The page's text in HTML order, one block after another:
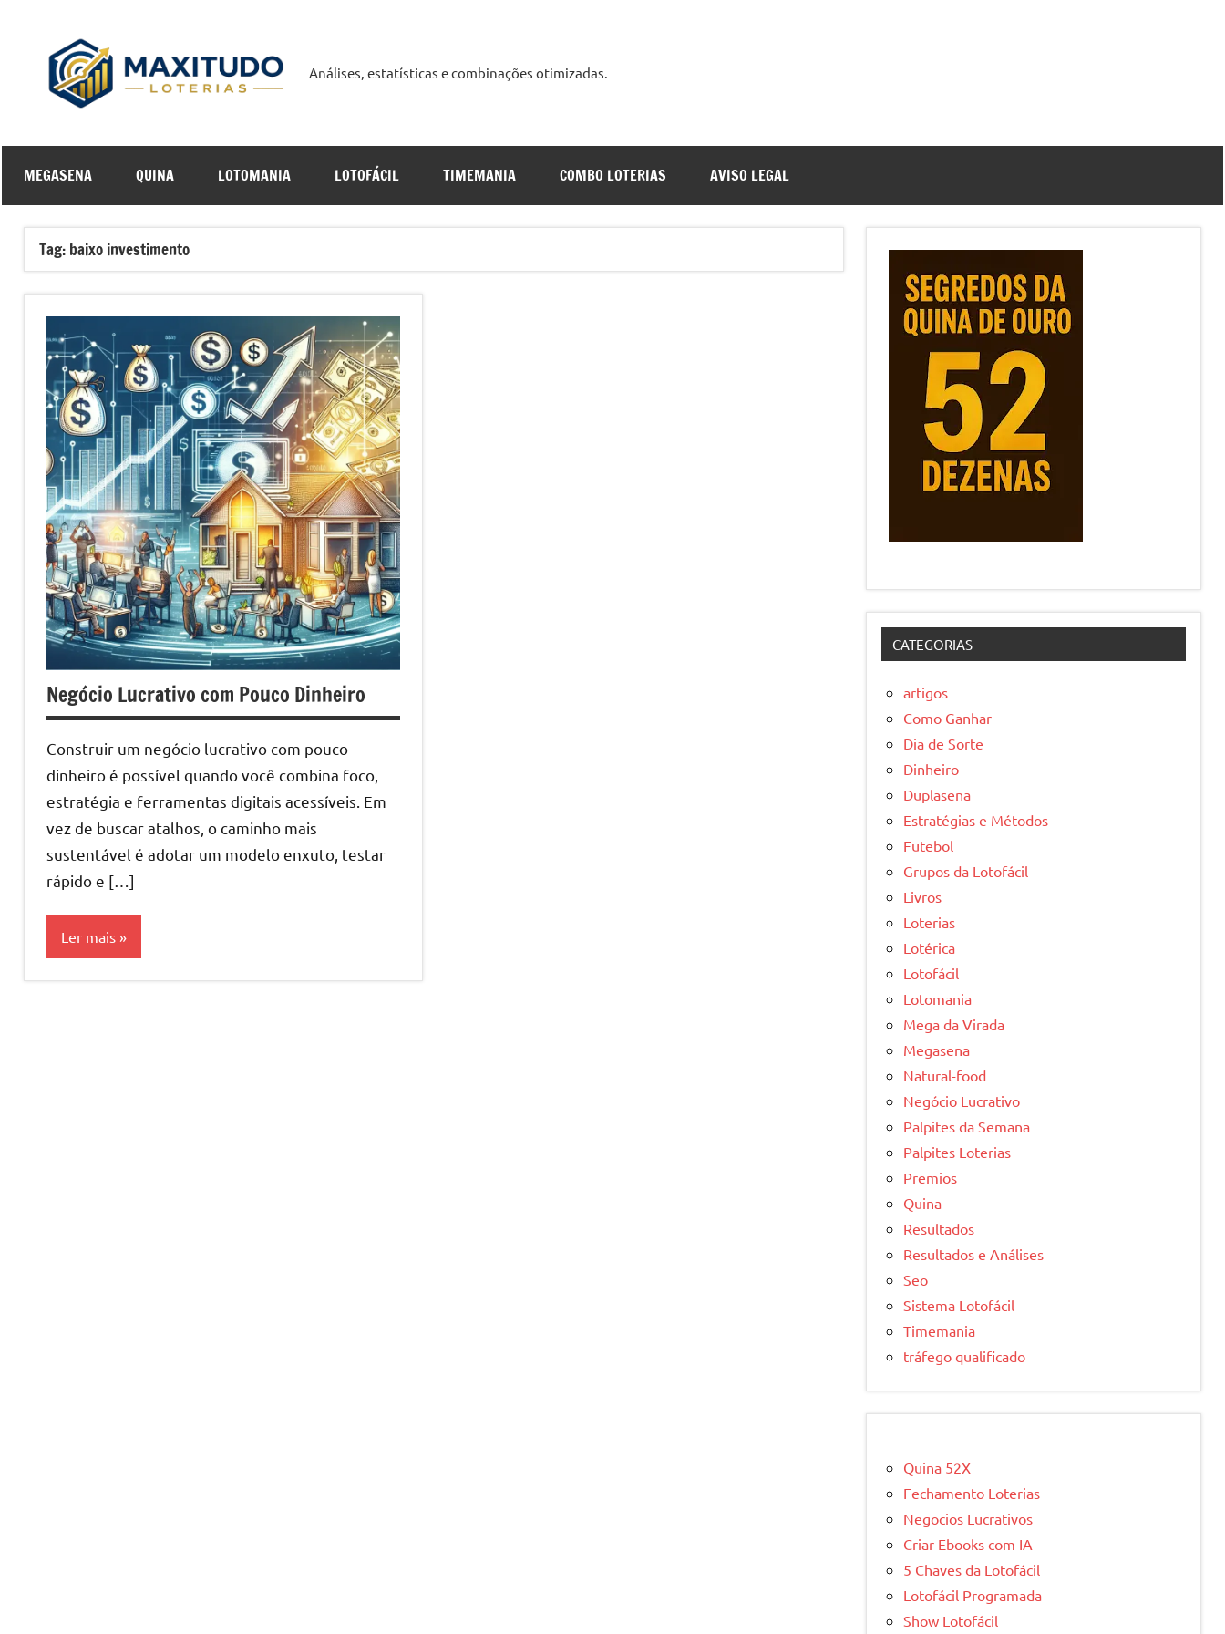
conteúdo
Maxitudo
Cursos
Online
Análises, estatísticas e combinações otimizadas.
MEGASENA QUINA LOTOMANIA LOTOFÁCIL TIMEMANIA COMBO LOTERIAS AVISO LEGAL
Tag: baixo investimento
Negócio Lucrativo com Pouco Dinheiro
Construir um negócio lucrativo com pouco
dinheiro é possível quando você combina foco,
estratégia e ferramentas digitais acessíveis. Em
vez de buscar atalhos, o caminho mais
sustentável é adotar um modelo enxuto, testar
rápido e […]
Ler mais
CATEGORIAS
artigos
Como Ganhar
Dia de Sorte
Dinheiro
Duplasena
Estratégias e Métodos
Futebol
Grupos da Lotofácil
Livros
Loterias
Lotérica
Lotofácil
Lotomania
Mega da Virada
Megasena
Natural-food
Negócio Lucrativo
Palpites da Semana
Palpites Loterias
Premios
Quina
Resultados
Resultados e Análises
Seo
Sistema Lotofácil
Timemania
tráfego qualificado
Quina 52X
Fechamento Loterias
Negocios Lucrativos
Criar Ebooks com IA
5 Chaves da Lotofácil
Lotofácil Programada
Show Lotofácil